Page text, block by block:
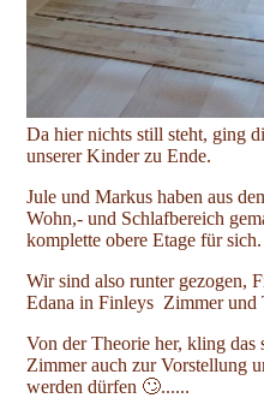
Da hier nichts still steht, ging
unserer Kinder zu Ende.
Jule und Markus haben aus
Wohn,- und Schlafbereich
komplette obere Etage für sich.
Wir sind also runter gezogen,
Edana in Finleys Zimmer und
Von der Theorie her, kling das
Zimmer auch zur Vorstellung
werden dürfen 🙄......